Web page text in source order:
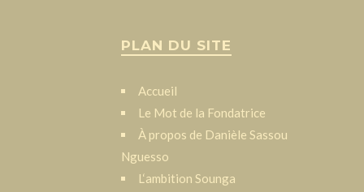
PLAN DU SITE
Accueil
Le Mot de la Fondatrice
À propos de Danièle Sassou
Nguesso
L‘ambition Sounga